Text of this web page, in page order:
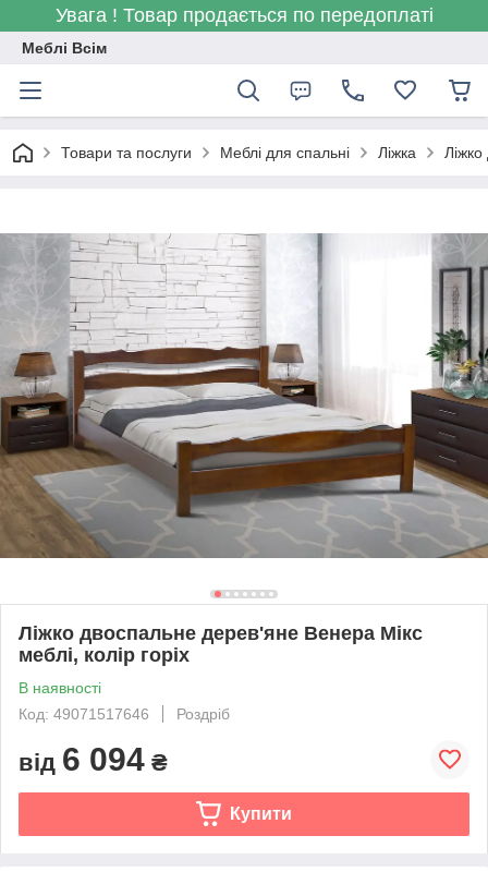
Увага ! Товар продається по передоплаті
Меблі Всім
Товари та послуги Меблі для спальні Ліжка
Ліжко двоспальне дерев'яне Венера Мікс
меблі, колір горіх
В наявності
Код: 49071517646
Роздріб
від 6 094 ₴
Купити